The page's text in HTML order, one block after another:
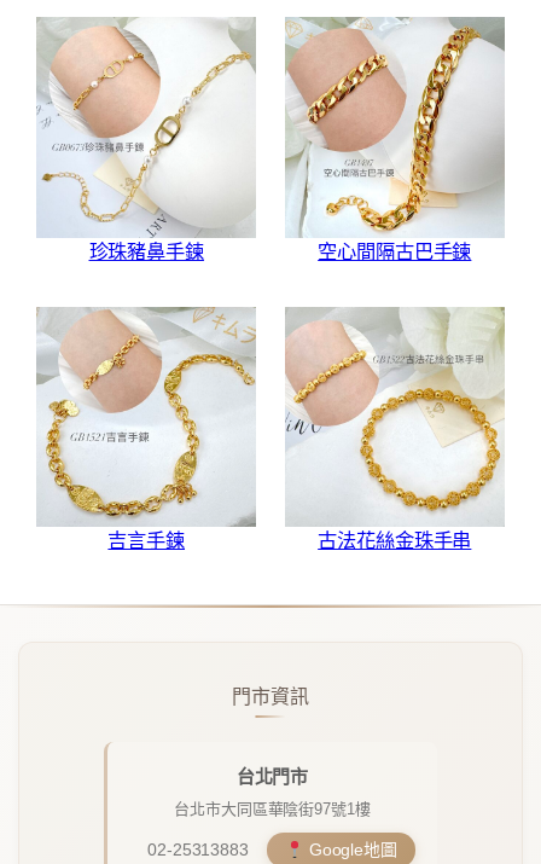
珍珠豬鼻手鍊 空心間隔古巴手鍊
吉言手鍊 古法花絲金珠手串
門市資訊
台北門市
台北市大同區華陰街97號1樓
02-25313883 Google地圖